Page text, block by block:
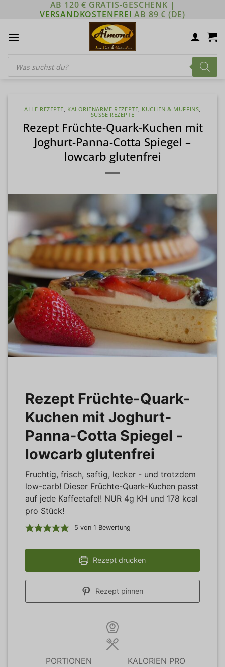
AB 120 € GRATIS-GESCHENK |
VERSANDKOSTENFREI AB 89 € (DE)
Products
search
ALLE REZEPTE, KALORIENARME REZEPTE, KUCHEN & MUFFINS,
SÜSSE REZEPTE
Rezept Früchte-Quark-Kuchen mit
Joghurt-Panna-Cotta Spiegel –
lowcarb glutenfrei
Rezept Früchte-Quark-
Kuchen mit Joghurt-
Panna-Cotta Spiegel -
lowcarb glutenfrei
Fruchtig, frisch, saftig, lecker - und trotzdem
low-carb! Dieser Früchte-Quark-Kuchen passt
auf jede Kaffeetafel! NUR 4g KH und 178 kcal
pro Stück!
5 von 1 Bewertung
Rezept drucken
Rezept pinnen
PORTIONEN
KALORIEN PRO